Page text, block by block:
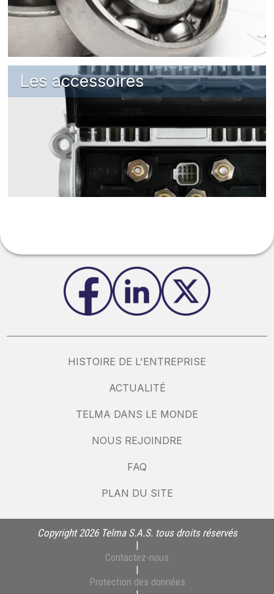
Les accessoires
HISTOIRE DE L'ENTREPRISE
ACTUALITÉ
TELMA DANS LE MONDE
NOUS REJOINDRE
FAQ
PLAN DU SITE
Copyright 2026 Telma S.A.S. tous droits réservés
|
Contactez-nous
|
Protection des données